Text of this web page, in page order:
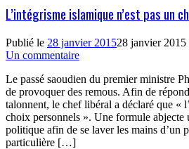
L’intégrisme islamique n’est pas un
Publié le 28 janvier 201528 janvier 2015
Un commentaire
Le passé saoudien du premier ministre
de provoquer des remous. Afin de
talonnent, le chef libéral a déclaré que «
choix personnels ». Une formule abjecte
politique afin de se laver les mains d’un
particulière […]